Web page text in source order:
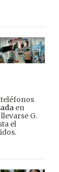
teléfonos
en
G.
el